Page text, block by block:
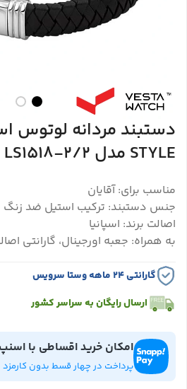
STYLE مدل LS1518-2/2
مناسب برای: آقایان
جنس دستبند: ترکیب استیل ضد زنگ
اصالت برند: اسپانیا
به همراه: جعبه اورجینال، گارانتی
گارانتی ۲۴ ماهه وستا سرویس
ارسال رایگان به سراسر کشور
امکان خرید اقساطی با
پرداخت در چهار قسط بدون کارمزد